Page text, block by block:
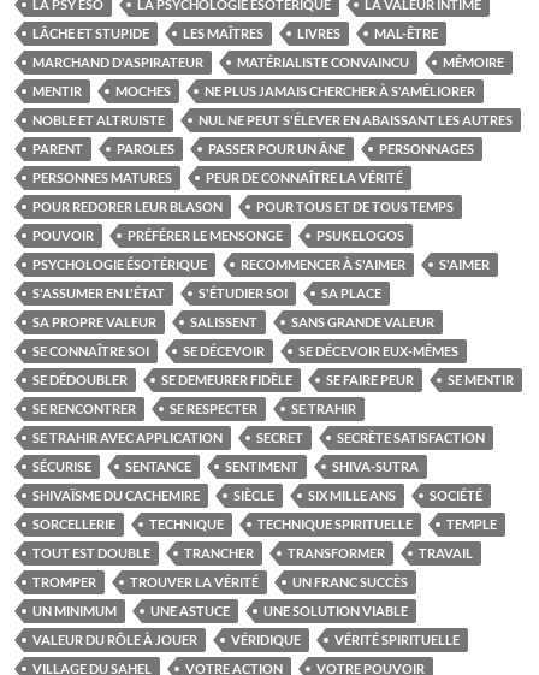
LA PSY ÉSO LA PSYCHOLOGIE ÉSOTÉRIQUE
LA VALEUR INTIME
LÂCHE ET STUPIDE
LES MAÎTRES LIVRES
MAL-ÊTRE
MARCHAND D'ASPIRATEUR
MATÉRIALISTE CONVAINCU
MÉMOIRE
MENTIR
MOCHES
NE PLUS JAMAIS CHERCHER À S'AMÉLIORER
NOBLE ET ALTRUISTE
NUL NE PEUT S'ÉLEVER EN ABAISSANT LES AUTRES
PARENT
PAROLES PASSER POUR UN ÂNE
PERSONNAGES
PERSONNES MATURES
PEUR DE CONNAÎTRE LA VÉRITÉ
POUR REDORER LEUR BLASON
POUR TOUS ET DE TOUS TEMPS
POUVOIR
PRÉFÉRER LE MENSONGE
PSUKELOGOS
PSYCHOLOGIE ÉSOTÉRIQUE
RECOMMENCER À S'AIMER
S'AIMER
S'ASSUMER EN L'ÉTAT
S'ÉTUDIER SOI
SA PLACE
SA PROPRE VALEUR
SALISSENT
SANS GRANDE VALEUR
SE CONNAÎTRE SOI
SE DÉCEVOIR
SE DÉCEVOIR EUX-MÊMES
SE DÉDOUBLER
SE DEMEURER FIDÈLE SE FAIRE PEUR
SE MENTIR
SE RENCONTRER
SE RESPECTER
SE TRAHIR
SE TRAHIR AVEC APPLICATION
SECRET
SECRÈTE SATISFACTION
SÉCURISE
SENTANCE SENTIMENT
SHIVA-SUTRA
SHIVAÏSME DU CACHEMIRE
SIÈCLE SIX MILLE ANS
SOCIÉTÉ
SORCELLERIE
TECHNIQUE TECHNIQUE SPIRITUELLE
TEMPLE
TOUT EST DOUBLE
TRANCHER TRANSFORMER
TRAVAIL
TROMPER
TROUVER LA VÉRITÉ
UN FRANC SUCCÈS
UN MINIMUM
UNE ASTUCE
UNE SOLUTION VIABLE
VALEUR DU RÔLE À JOUER
VÉRIDIQUE
VÉRITÉ SPIRITUELLE
VILLAGE DU SAHEL
VOTRE ACTION
VOTRE POUVOIR